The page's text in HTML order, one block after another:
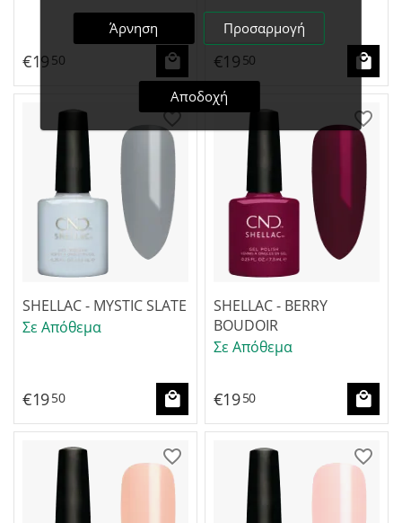
€19 50 €19 50
SHELLAC - MYSTIC SLATE
Σε Απόθεμα
€1950
SHELLAC - BERRY
BOUDOIR
Σε Απόθεμα
€1950
Άρνηση Προσαρμογή
Αποδοχή